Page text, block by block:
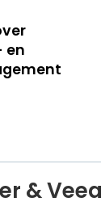
en
&